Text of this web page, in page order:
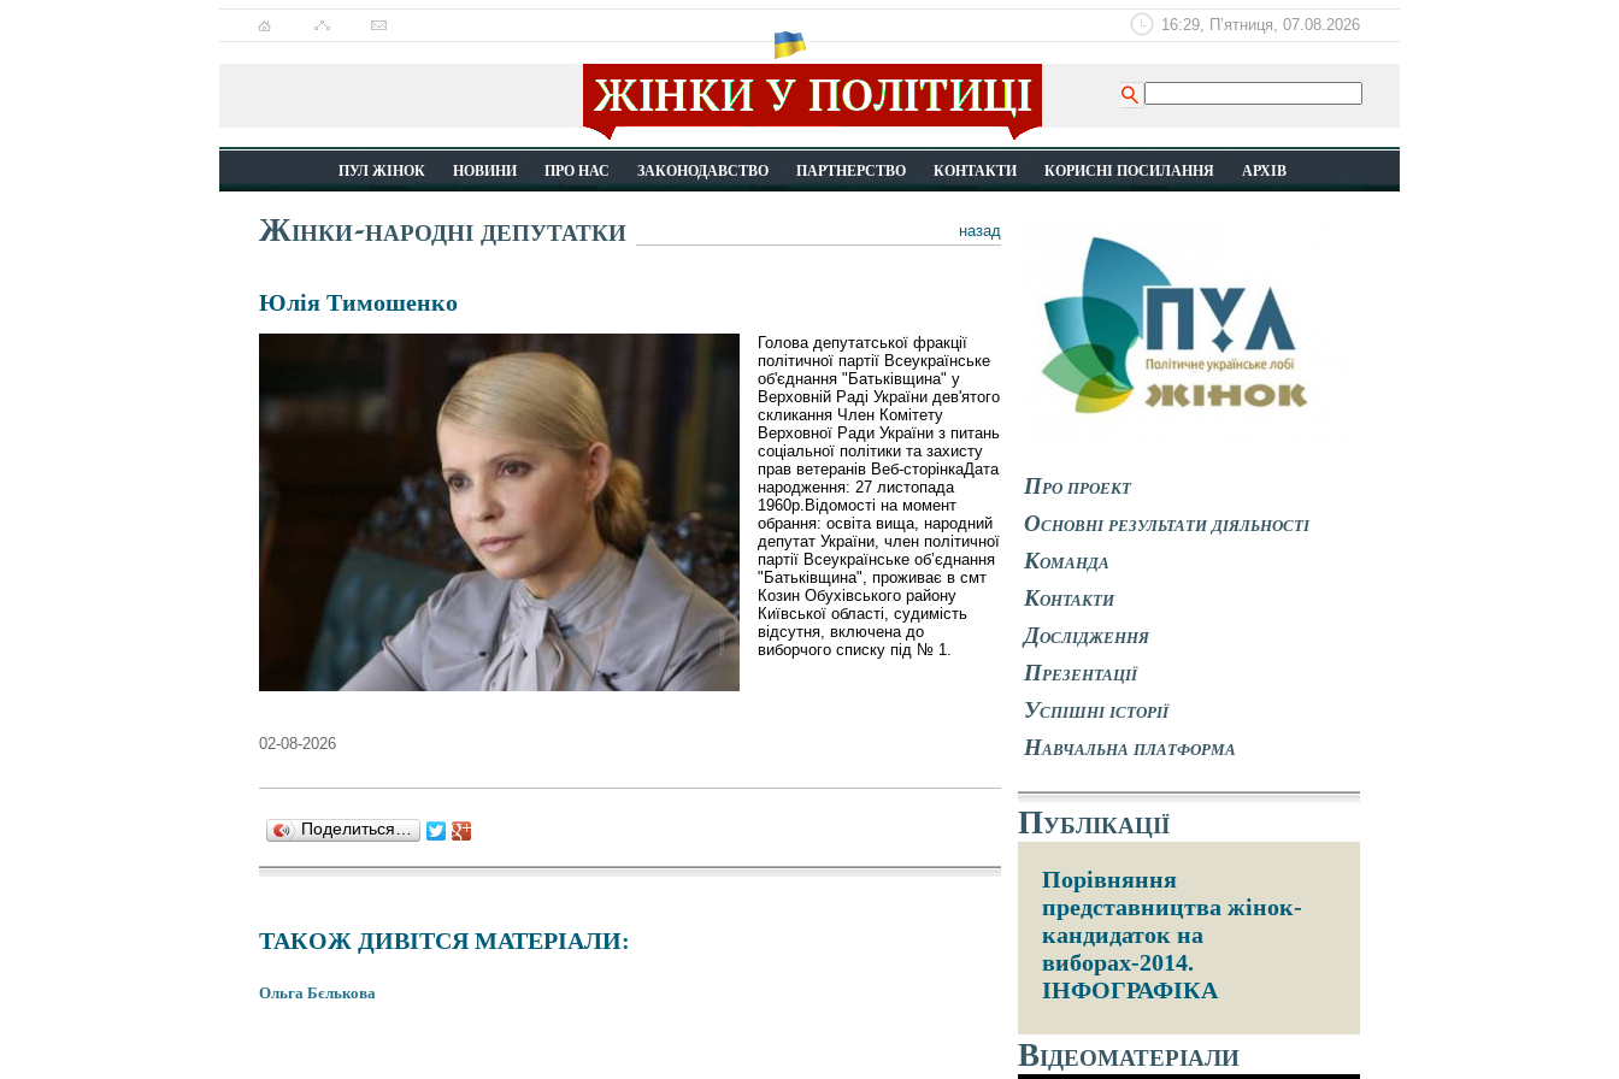
16:29, П’ятниця, 07.08.2026
ПУЛ ЖІНОК НОВИНИ ПРО НАС ЗАКОНОДАВСТВО ПАРТНЕРСТВО КОНТАКТИ КОРИСНІ ПОСИЛАННЯ АРХІВ
Жінки-народні депутатки назад
Юлія Тимошенко
Голова депутатської фракції
політичної партії Всеукраїнське
об'єднання "Батьківщина" у
Верховній Раді України дев'ятого
скликання Член Комітету
Верховної Ради України з питань
соціальної політики та захисту
прав ветеранів Веб-сторінкаДата
народження: 27 листопада
1960р.Відомості на момент
обрання: освіта вища, народний
депутат України, член політичної
партії Всеукраїнське об’єднання
"Батьківщина", проживає в смт
Козин Обухівського району
Київської області, судимість
відсутня, включена до
виборчого списку під № 1.
02-08-2026
Поделиться…
ТАКОЖ ДИВІТСЯ МАТЕРІАЛИ:
Ольга Бєлькова
Про проект
Основні результати діяльності
Команда
Контакти
Дослідження
Презентації
Успішні історії
Навчальна платформа
Публікації
Порівняння
представництва жінок-
кандидаток на
виборах-2014.
ІНФОГРАФІКА
Відеоматеріали